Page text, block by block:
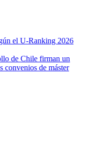
el U-Ranking 2026
de Chile firman un
convenios de máster